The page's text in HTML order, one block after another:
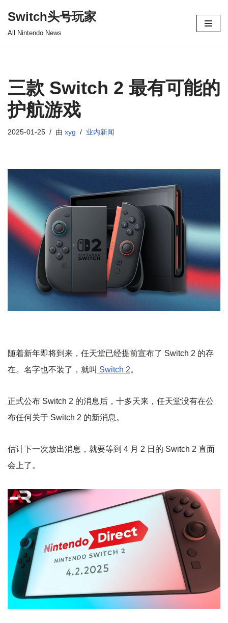
Switch头号玩家
All Nintendo News
三款 Switch 2 最有可能的
护航游戏
2025-01-25 由 xyg 业内新闻
随着新年即将到来，任天堂已经提前宣布了 Switch 2 的存
在。名字也不装了，就叫 Switch 2。
正式公布 Switch 2 的消息后，十多天来，任天堂没有在公
布任何关于 Switch 2 的新消息。
估计下一次放出消息，就要等到 4 月 2 日的 Switch 2 直面
会上了。